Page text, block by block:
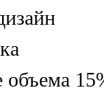
объема